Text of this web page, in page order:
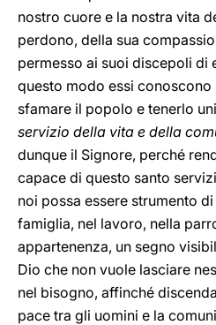
nostro cuore e la nostra vita
perdono, della sua
permesso ai suoi discepoli di
questo modo essi
sfamare il popolo e tenerlo
servizio della vita e della
dunque il Signore, perché
capace di questo santo
noi possa essere strumento
famiglia, nel lavoro, nella
appartenenza, un segno
Dio che non vuole lasciare
nel bisogno, affinché
pace tra gli uomini e la